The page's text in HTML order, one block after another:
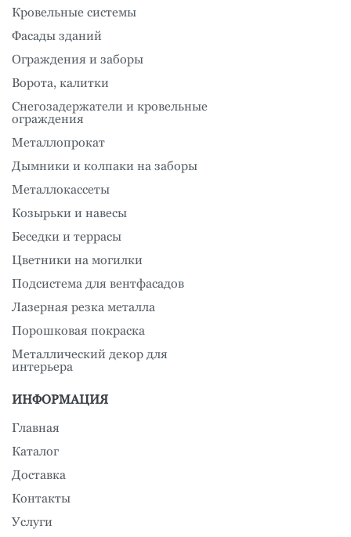
Кровельные системы
Фасады зданий
Ограждения и заборы
Ворота, калитки
Снегозадержатели и кровельные
ограждения
Металлопрокат
Дымники и колпаки на заборы
Металлокассеты
Козырьки и навесы
Беседки и террасы
Цветники на могилки
Подсистема для вентфасадов
Лазерная резка металла
Порошковая покраска
Металлический декор для
интерьера
ИНФОРМАЦИЯ
Главная
Каталог
Доставка
Контакты
Услуги